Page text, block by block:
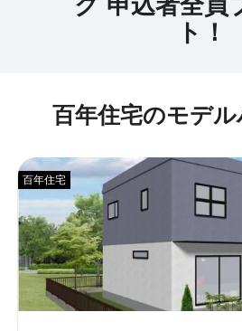
百年住宅のモデ
百年住宅